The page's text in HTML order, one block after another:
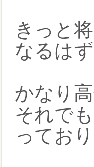
きっと
なるは
かなり
それで
っており